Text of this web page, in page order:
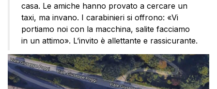
casa. Le amiche hanno provato a cercare un
taxi, ma invano. I carabinieri si offrono: «Vi
portiamo noi con la macchina, salite facciamo
in un attimo». L’invito è allettante e rassicurante.